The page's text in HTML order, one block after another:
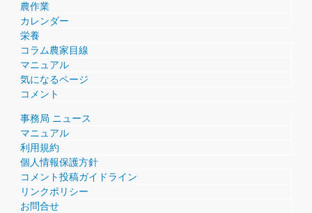
農作業
カレンダー
栄養
コラム農家目線
マニュアル
気になるページ
コメント
事務局 ニュース
マニュアル
利用規約
個人情報保護方針
コメント投稿ガイドライン
リンクポリシー
お問合せ